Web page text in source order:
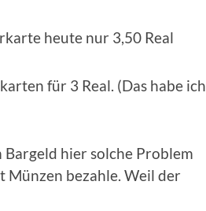
heu­te nur 3,50 Real
für 3 Real. (Das habe ich
hier sol­che Pro­blem
Mün­zen bezah­le. Weil der